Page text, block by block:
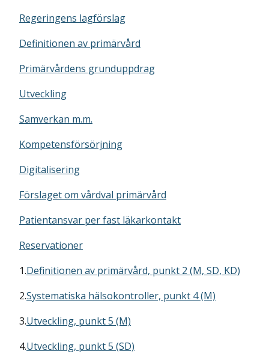
Regeringens lagförslag
Definitionen av primärvård
Primärvårdens grunduppdrag
Utveckling
Samverkan m.m.
Kompetensförsörjning
Digitalisering
Förslaget om vårdval primärvård
Patientansvar per fast läkarkontakt
Reservationer
1.Definitionen av primärvård, punkt 2 (M, SD, KD)
2.Systematiska hälsokontroller, punkt 4 (M)
3.Utveckling, punkt 5 (M)
4.Utveckling, punkt 5 (SD)